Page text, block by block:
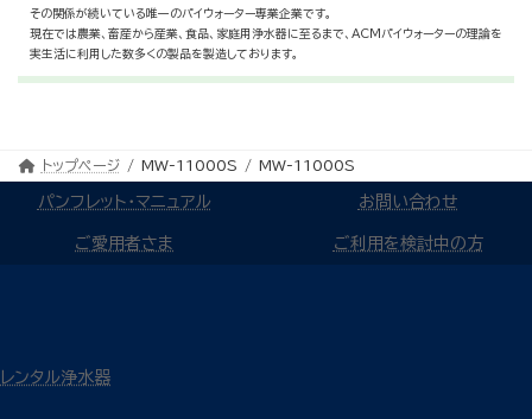
その関係が続いている唯一のパイウォーター専業企業です。
現在では農業、畜産から産業、食品、家庭用浄水器に至るまで、ACMパイウォーターの理論を
実生活に利用した数多くの製品を製造しております。
トップページ MW-11000S MW-11000S
パンフレット・マニュアル お問い合わせ
ご愛用者さま ご利用を検討中の方
レンタル浄水器